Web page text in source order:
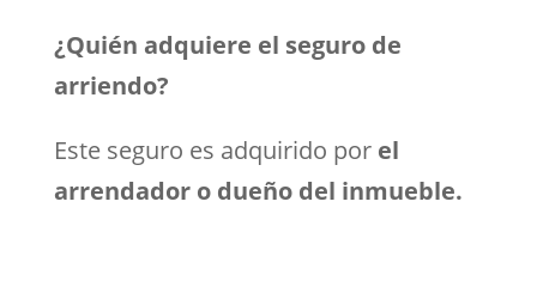
¿Quién adquiere el seguro de
arriendo?
Este seguro es adquirido por el
arrendador o dueño del inmueble.